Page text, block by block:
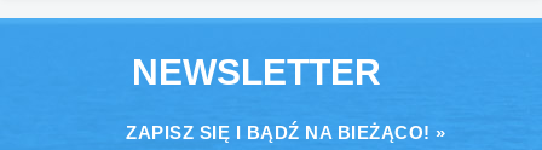
NEWSLETTER
ZAPISZ SIĘ I BĄDŹ NA BIEŻĄCO! »